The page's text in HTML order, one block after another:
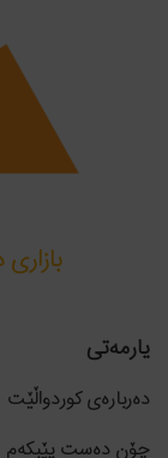
یارمەتی
دەربارەی کوردواڵێت
چۆن دەست پێبکەم